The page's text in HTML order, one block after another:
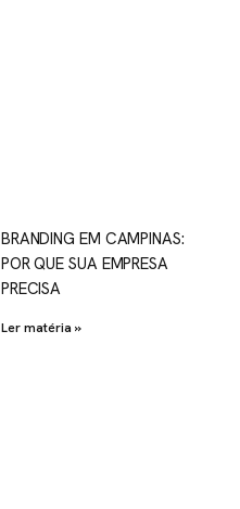
BRANDING EM CAMPINAS:
POR QUE SUA EMPRESA
PRECISA
Ler matéria »